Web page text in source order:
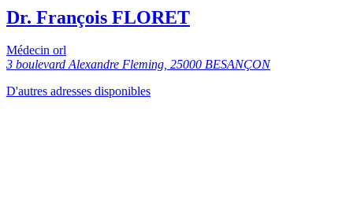
Dr. François FLORET
Médecin orl
3 boulevard Alexandre Fleming, 25000 BESANÇON
D'autres adresses disponibles